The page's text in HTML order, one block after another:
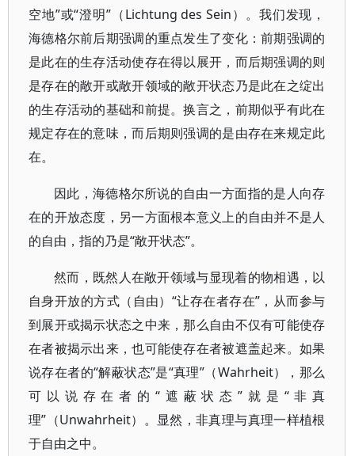
空地”或“澄明”（Lichtung des Sein）。我们发现，
海德格尔前后期强调的重点发生了变化：前期强调的
是此在的生存活动使存在得以展开，而后期强调的则
是存在的敞开或敞开领域的敞开状态乃是此在之绽出
的生存活动的基础和前提。换言之，前期似乎有此在
规定存在的意味，而后期则强调的是由存在来规定此
在。
因此，海德格尔所说的自由一方面指的是人向存
在的开放态度，另一方面根本意义上的自由并不是人
的自由，指的乃是“敞开状态”。
然而，既然人在敞开领域与显现着的物相遇，以
自身开放的方式（自由）“让存在者存在”，从而参与
到展开或揭示状态之中来，那么自由不仅有可能使存
在者被揭示出来，也可能使存在者被遮盖起来。如果
说存在者的“解蔽状态”是“真理”（Wahrheit），那么
可以说存在者的“遮蔽状态”就是“非真
理”（Unwahrheit）。显然，非真理与真理一样植根
于自由之中。